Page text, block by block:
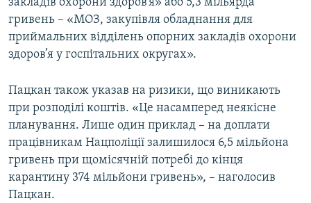
закладів охорони здоров’я» або 5,3 мільярда
гривень – «МОЗ, закупівля обладнання для
приймальних відділень опорних закладів охорони
здоров’я у госпітальних округах».
Пацкан також указав на ризики, що виникають
при розподілі коштів. «Це насамперед неякісне
планування. Лише один приклад – на доплати
працівникам Нацполіції залишилося 6,5 мільйона
гривень при щомісячній потребі до кінця
карантину 374 мільйони гривень», – наголосив
Пацкан.